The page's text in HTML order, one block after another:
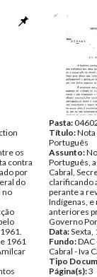
Fundo:
Tipo
Página(s): 8
os
contra
por
do
no
1961
Pasta:
Título:Nota
Português
Assunto:
Português,
Cabral,
clarificando
perante a
Indígenas,
anteriores
Governo
Data:Sexta,
Fundo:
Cabral - Iva
Tipo
Página(s):3